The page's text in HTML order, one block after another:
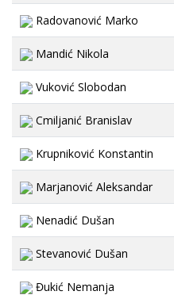
Radovanović Marko
Mandić Nikola
Vuković Slobodan
Cmiljanić Branislav
Krupniković Konstantin
Marjanović Aleksandar
Nenadić Dušan
Stevanović Dušan
Đukić Nemanja